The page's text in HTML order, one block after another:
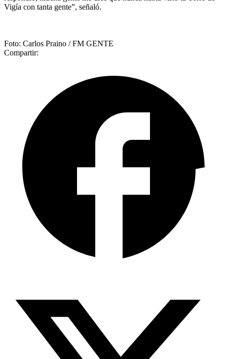
Vigía con tanta gente”, señaló.
Foto: Carlos Praino / FM GENTE
Compartir: